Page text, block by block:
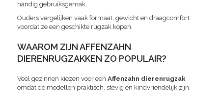
handig gebruiksgemak.
Ouders vergelijken vaak formaat, gewicht en draagcomfort
voordat ze een geschikte rugzak kopen.
WAAROM ZIJN AFFENZAHN
DIERENRUGZAKKEN ZO POPULAIR?
Veel gezinnen kiezen voor een Affenzahn dierenrugzak
omdat de modellen praktisch, stevig en kindvriendelijk zijn.